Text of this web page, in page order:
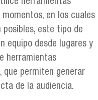
herramientas
en los cuales
posibles, este tipo de
equipo desde lugares y
herramientas
que permiten generar
de la audiencia.